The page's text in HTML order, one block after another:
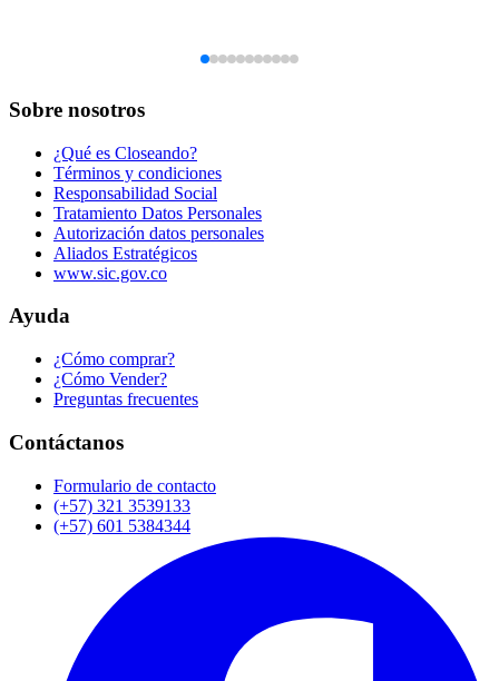
Sobre nosotros
¿Qué es Closeando?
Términos y condiciones
Responsabilidad Social
Tratamiento Datos Personales
Autorización datos personales
Aliados Estratégicos
www.sic.gov.co
Ayuda
¿Cómo comprar?
¿Cómo Vender?
Preguntas frecuentes
Contáctanos
Formulario de contacto
(+57) 321 3539133
(+57) 601 5384344